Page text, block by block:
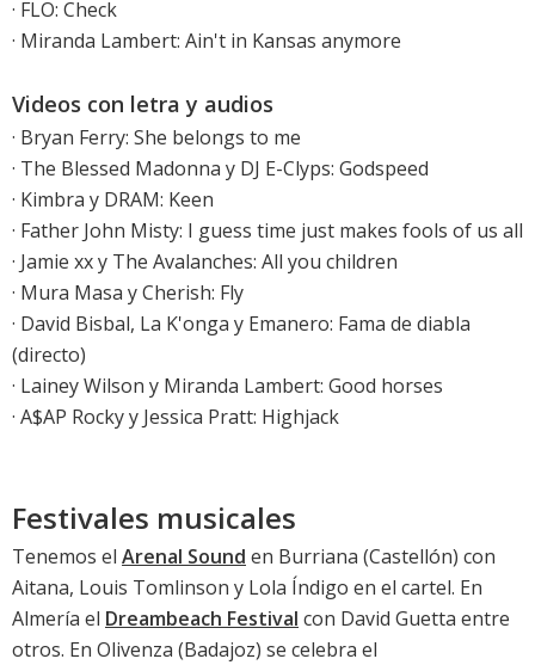
· FLO: Check
· Miranda Lambert: Ain't in Kansas anymore
Videos con letra y audios
· Bryan Ferry: She belongs to me
· The Blessed Madonna y DJ E-Clyps: Godspeed
· Kimbra y DRAM: Keen
· Father John Misty: I guess time just makes fools of us all
· Jamie xx y The Avalanches: All you children
· Mura Masa y Cherish: Fly
· David Bisbal, La K'onga y Emanero: Fama de diabla
(directo)
· Lainey Wilson y Miranda Lambert: Good horses
· A$AP Rocky y Jessica Pratt: Highjack
Festivales musicales
Tenemos el Arenal Sound en Burriana (Castellón) con
Aitana, Louis Tomlinson y Lola Índigo en el cartel. En
Almería el Dreambeach Festival con David Guetta entre
otros. En Olivenza (Badajoz) se celebra el